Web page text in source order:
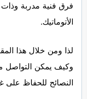
فرق فنية مدربة
الأتوماتيك.
لذا ومن خلال هذا
وكيف يمكن التواصل
النصائح للحفاظ على